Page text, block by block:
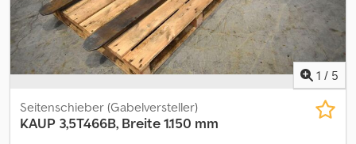
1 / 5
Seitenschieber (Gabelversteller)
KAUP 3,5T466B, Breite 1.150 mm